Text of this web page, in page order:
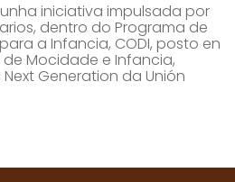
iniciativa impulsada por
dentro do Programa de
a Infancia, CODI, posto en
Mocidade e Infancia,
Generation da Unión